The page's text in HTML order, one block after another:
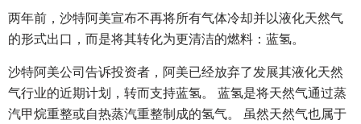
两年前，沙特阿美宣布不再将所有气体冷却并以液化天然气
的形式出口，而是将其转化为更清洁的燃料：蓝氢。
沙特阿美公司告诉投资者，阿美已经放弃了发展其液化天然
气行业的近期计划，转而支持蓝氢。 蓝氢是将天然气通过蒸
汽甲烷重整或自热蒸汽重整制成的氢气。 虽然天然气也属于